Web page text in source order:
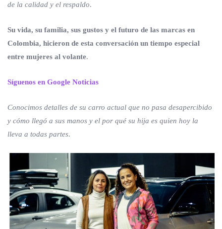
de la calidad y el respaldo.
Su vida, su familia, sus gustos y el futuro de las marcas en
Colombia, hicieron de esta conversación un tiempo especial
entre mujeres al volante.
Síguenos en Google Noticias
Conocimos detalles de su carro actual que no pasa desapercibido
y cómo llegó a sus manos y el por qué su hija es quien hoy la
lleva a todas partes.